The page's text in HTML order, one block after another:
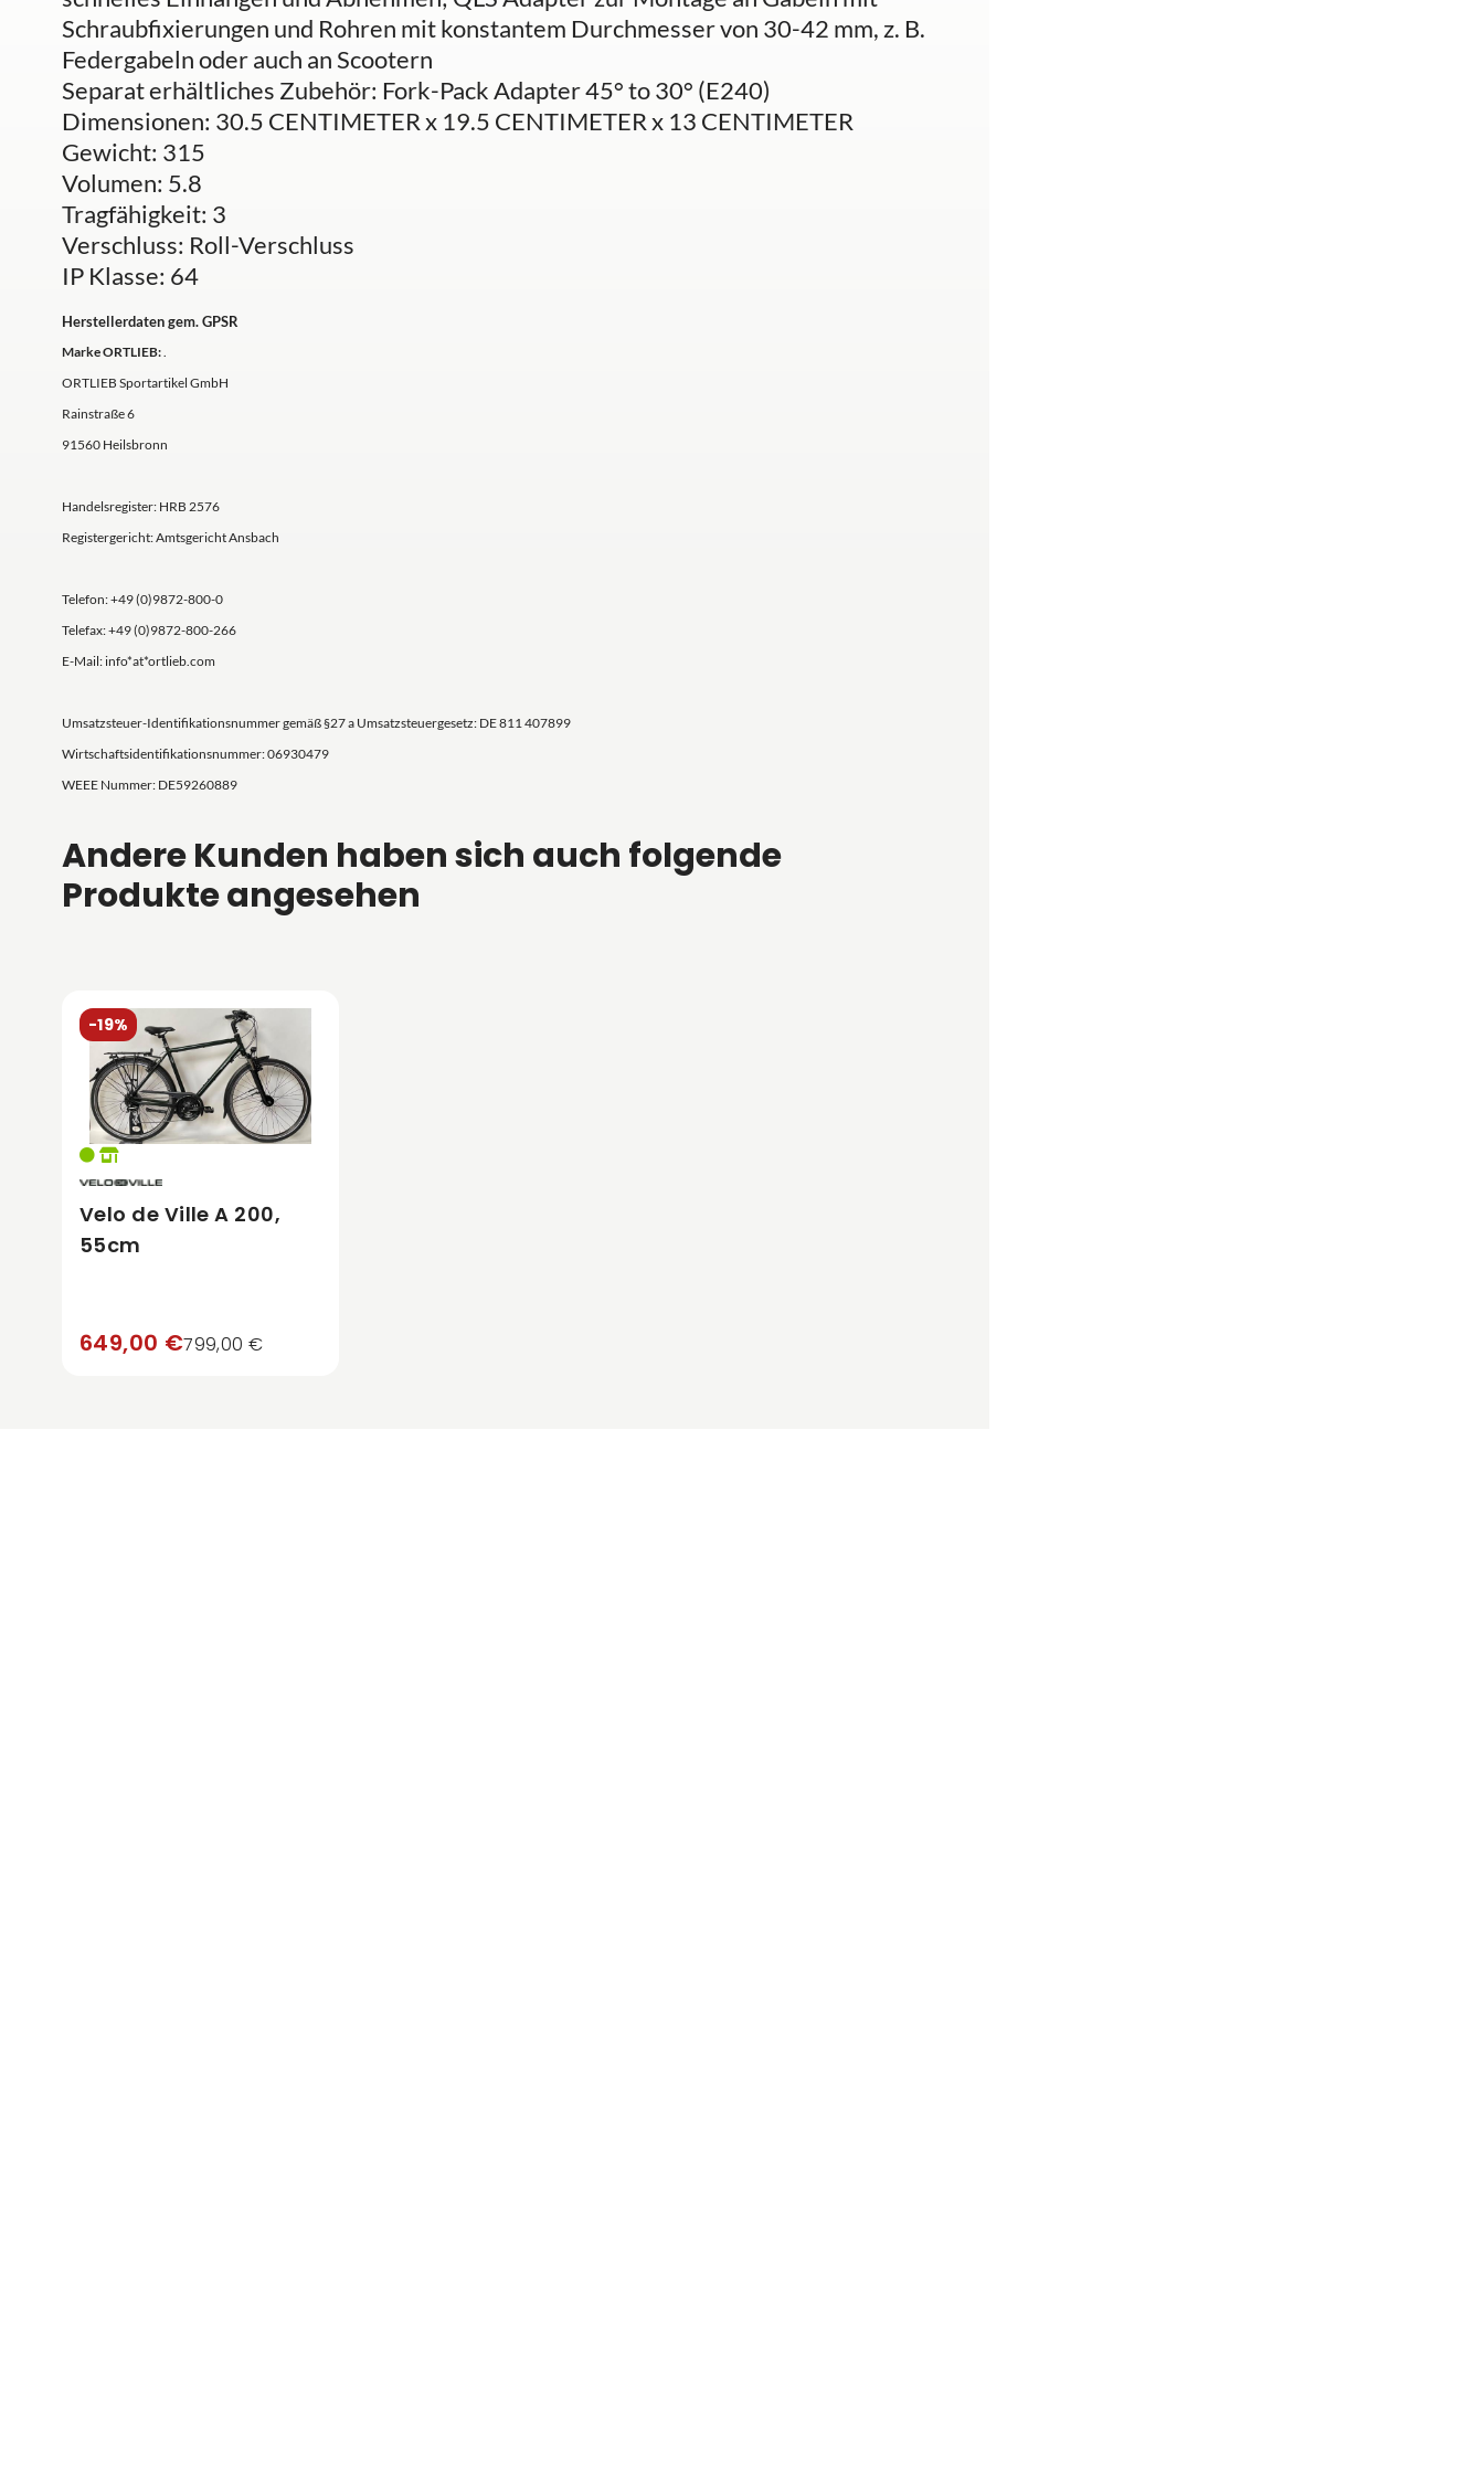
Schraubfixierungen und Rohren mit konstantem Durchmesser von 30-42 mm, z. B.
Federgabeln oder auch an Scootern
Separat erhältliches Zubehör: Fork-Pack Adapter 45° to 30° (E240)
Dimensionen: 30.5 CENTIMETER x 19.5 CENTIMETER x 13 CENTIMETER
Gewicht: 315
Volumen: 5.8
Tragfähigkeit: 3
Verschluss: Roll-Verschluss
IP Klasse: 64
Herstellerdaten gem. GPSR
Marke ORTLIEB:.
ORTLIEB Sportartikel GmbH
Rainstraße 6
91560 Heilsbronn
Handelsregister: HRB 2576
Registergericht: Amtsgericht Ansbach
Telefon: +49 (0)9872-800-0
Telefax: +49 (0)9872-800-266
E-Mail: info*at*ortlieb.com
Umsatzsteuer-Identifikationsnummer gemäß §27 a Umsatzsteuergesetz: DE 811 407899
Wirtschaftsidentifikationsnummer: 06930479
WEEE Nummer: DE59260889
Andere Kunden haben sich auch folgende
Produkte angesehen
-19%
Velo de Ville A 200,
55cm
649,00 €799,00 €